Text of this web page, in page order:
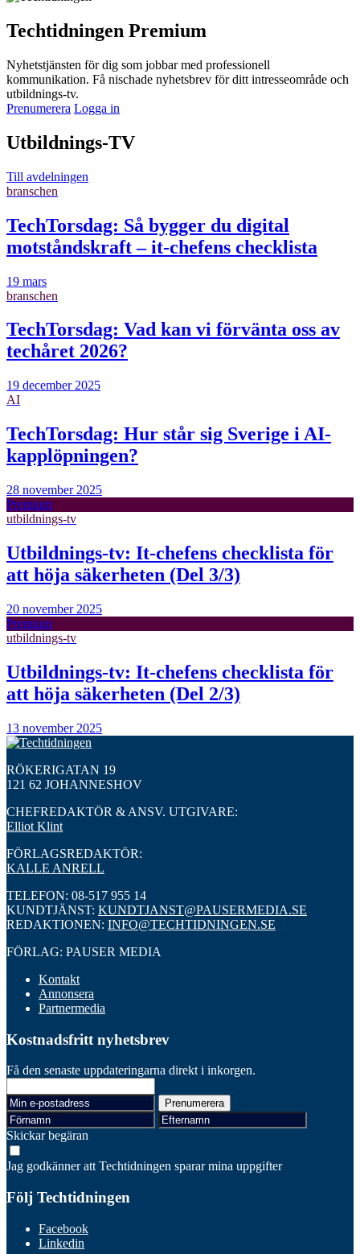
Techtidningen Premium
Nyhetstjänsten för dig som jobbar med professionell
kommunikation. Få nischade nyhetsbrev för ditt intresseområde och
utbildnings-tv.
Prenumerera Logga in
Utbildnings-TV
Till avdelningen
branschen
TechTorsdag: Så bygger du digital
motståndskraft – it-chefens checklista
19 mars
branschen
TechTorsdag: Vad kan vi förvänta oss av
techåret 2026?
19 december 2025
AI
TechTorsdag: Hur står sig Sverige i AI-
kapplöpningen?
28 november 2025
Premium
utbildnings-tv
Utbildnings-tv: It-chefens checklista för
att höja säkerheten (Del 3/3)
20 november 2025
Premium
utbildnings-tv
Utbildnings-tv: It-chefens checklista för
att höja säkerheten (Del 2/3)
13 november 2025
RÖKERIGATAN 19
121 62 JOHANNESHOV
CHEFREDAKTÖR & ANSV. UTGIVARE:
Elliot Klint
FÖRLAGSREDAKTÖR:
KALLE ANRELL
TELEFON: 08-517 955 14
KUNDTJÄNST: KUNDTJANST@PAUSERMEDIA.SE
REDAKTIONEN: INFO@TECHTIDNINGEN.SE
FÖRLAG: PAUSER MEDIA
Kontakt
Annonsera
Partnermedia
Kostnadsfritt nyhetsbrev
Få den senaste uppdateringarna direkt i inkorgen.
Skickar begäran
Jag godkänner att Techtidningen sparar mina uppgifter
Följ Techtidningen
Facebook
Linkedin